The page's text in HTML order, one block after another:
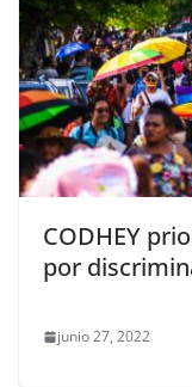
CODHEY
por
junio 27, 2022